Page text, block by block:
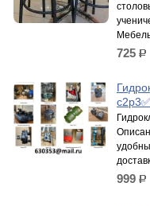
725 р.
с2р3✅
999 р.